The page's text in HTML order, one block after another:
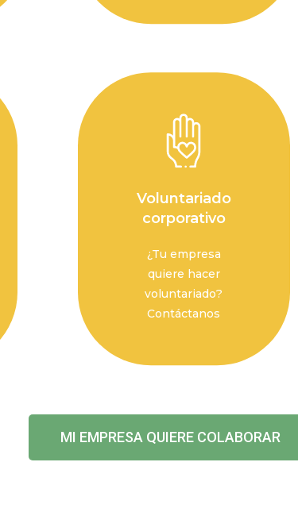
Voluntariado
corporativo
¿Tu empresa
quiere hacer
voluntariado?
Contáctanos
MI EMPRESA QUIERE COLABORAR